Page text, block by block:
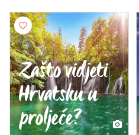
Zašto vidjeti
Hrvatsku u
proljeće?